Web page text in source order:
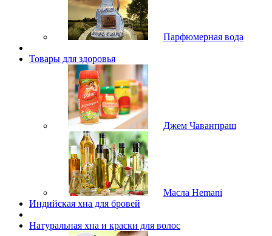
Парфюмерная вода
Товары для здоровья
Джем Чаванпраш
Масла Hemani
Индийская хна для бровей
Натуральная хна и краски для волос